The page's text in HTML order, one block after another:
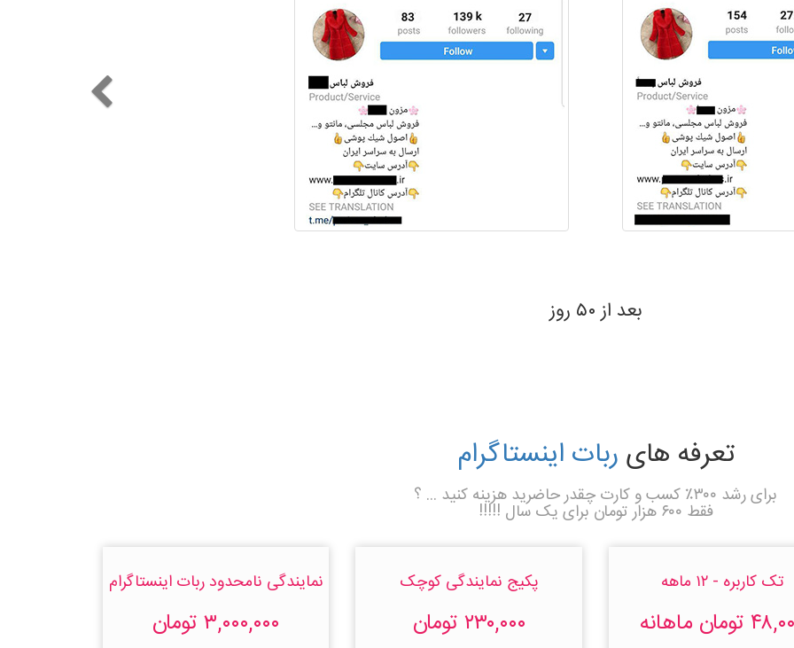
تعرفه هایربات اینستاگرام
برای رشد ۳۰۰٪ کسب و کارت چقدر حاضرید هزینه کنید ... ؟
فقط ۶۰۰ هزار تومان برای یک سال !!!!!
تک کاربره - ۱۲ ماهه
تومان ماهانه
پکیج نمایندگی کوچک
۲۳۰,۰۰۰ تومان
نمایندگی نامحدود ربات اینستاگرام
۳,۰۰۰,۰۰۰ تومان